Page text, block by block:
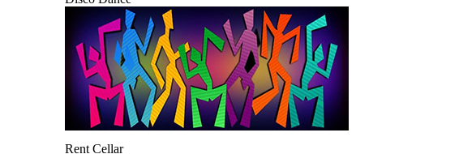
Rent Cellar